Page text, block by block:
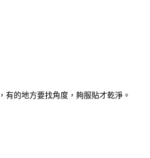
有的地方要找角度，夠服貼才乾淨。